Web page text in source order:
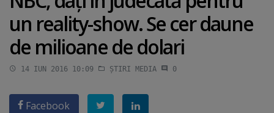
un reality-show. Se cer daune
de milioane de dolari
14 IUN 2016 10:09 ȘTIRI MEDIA 0
Facebook